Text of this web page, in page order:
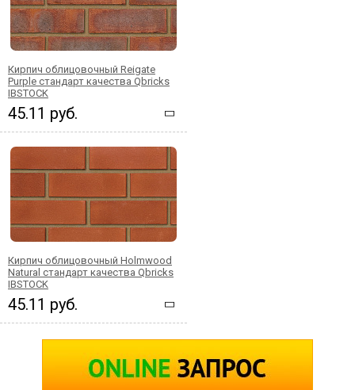
Кирпич облицовочный Reigate
Purple стандарт качества Qbricks
IBSTOCK
45.11 руб.
Кирпич облицовочный Holmwood
Natural стандарт качества Qbricks
IBSTOCK
45.11 руб.